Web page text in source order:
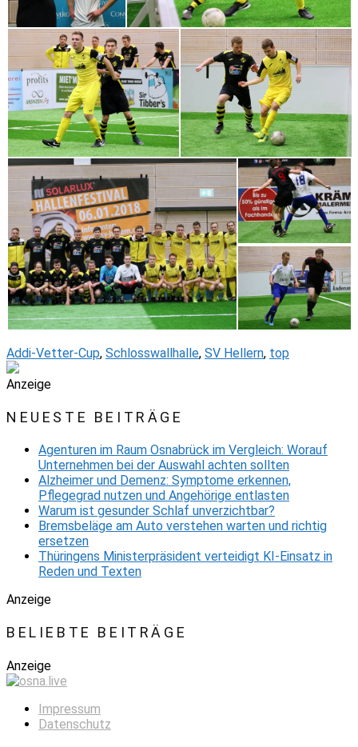
Addi-Vetter-Cup, Schlosswallhalle, SV Hellern, top
Anzeige
NEUESTE BEITRÄGE
Agenturen im Raum Osnabrück im Vergleich: Worauf
Unternehmen bei der Auswahl achten sollten
Alzheimer und Demenz: Symptome erkennen,
Pflegegrad nutzen und Angehörige entlasten
Warum ist gesunder Schlaf unverzichtbar?
Bremsbeläge am Auto verstehen warten und richtig
ersetzen
Thüringens Ministerpräsident verteidigt KI-Einsatz in
Reden und Texten
Anzeige
BELIEBTE BEITRÄGE
Anzeige
Impressum
Datenschutz